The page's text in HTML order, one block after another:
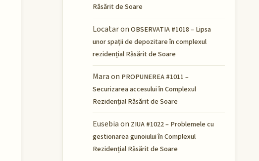
Răsărit de Soare
Locataron OBSERVATIA #1018 – Lipsa
unor spații de depozitare în complexul
rezidențial Răsărit de Soare
Maraon PROPUNEREA #1011 –
Securizarea accesului în Complexul
Rezidențial Răsărit de Soare
Eusebiaon ZIUA #1022 – Problemele cu
gestionarea gunoiului în Complexul
Rezidențial Răsărit de Soare